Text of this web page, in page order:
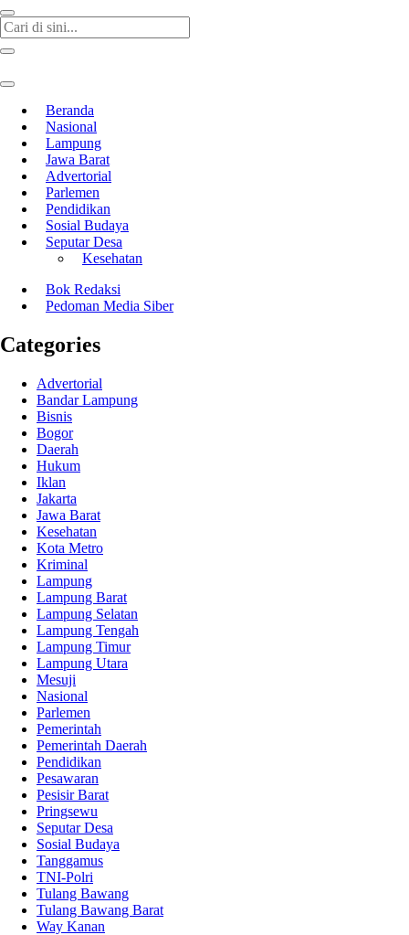
Beranda
Nasional
Lampung
Jawa Barat
Advertorial
Parlemen
Pendidikan
Sosial Budaya
Seputar Desa
Kesehatan
Bok Redaksi
Pedoman Media Siber
Categories
Advertorial
Bandar Lampung
Bisnis
Bogor
Daerah
Hukum
Iklan
Jakarta
Jawa Barat
Kesehatan
Kota Metro
Kriminal
Lampung
Lampung Barat
Lampung Selatan
Lampung Tengah
Lampung Timur
Lampung Utara
Mesuji
Nasional
Parlemen
Pemerintah
Pemerintah Daerah
Pendidikan
Pesawaran
Pesisir Barat
Pringsewu
Seputar Desa
Sosial Budaya
Tanggamus
TNI-Polri
Tulang Bawang
Tulang Bawang Barat
Way Kanan